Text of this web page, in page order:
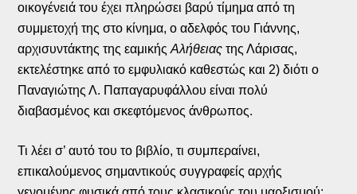
οικογένειά του έχει πληρώσει βαρύ τίμημα από τη
συμμετοχή της στο κίνημα, ο αδελφός του Γιάννης,
αρχισυντάκτης της εαμικήςΑλήθειας της Λάρισας,
εκτελέστηκε από το εμφυλιακό καθεστώς και 2) διότι ο
Παναγιώτης Λ. Παπαγαρυφάλλου είναι πολύ
διαβασμένος και σκεφτόμενος άνθρωπος.
Τι λέει σ’ αυτό του το βιβλίο, τι συμπεραίνει,
επικαλούμενος σημαντικούς συγγραφείς αρχής